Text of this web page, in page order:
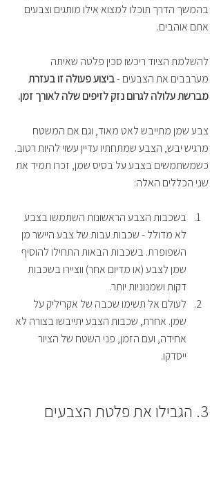
בהמשך הדרך תוכלו למצוא אילו מותגים וצבעים
אתם אוהבים.
להשלמת הציוד ריכשו סכין פלטה שאיתה
מערבבים את הצבעים - ביצוע פעולה זו בעזרת
מברשת עלולה לגרום נזק לזיפים שלה לאורך זמן.
צבע שמן מתייבש לאט מאוד, וגם אם המשטח
מרגיש יבש, הצבע שמתחתיו עדיין עשוי להיות רטוב.
כשמשתמשים בצבע על בסיס שמן, זכרו תמיד את
שני הכללים האלה:
בשכבות הצבע הראשונות השתמשו בצבע
לא מדולל - שכבות עבות של צבע היישר מן
השפופרת. בשכבות הבאות התחילו להוסיף
שמן לצבע (או מדיום אחר) ווציירו בשכבות
דקות ושמנוניות יותר.
לעולם אל תשימו שכבה של אקריליק על
שמן. אחרת, שכבות הצבע יתייבשו בצורה לא
אחידה, ועם הזמן, פני השטח של הציור
ייסדקו.
3. הגבילו את פלטת הצבעים